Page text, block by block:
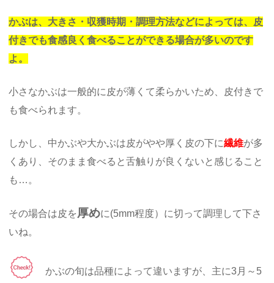
かぶは、大きさ・収獲時期・調理方法などによっては、皮
付きでも食感良く食べることができる場合が多いのです
よ。
小さなかぶは一般的に皮が薄くて柔らかいため、皮付きで
も食べられます。
しかし、中かぶや大かぶは皮がやや厚く皮の下に繊維が多
くあり、そのまま食べると舌触りが良くないと感じること
も…。
その場合は皮を 厚めに(5mm程度）に切って調理して下さ
いね。
かぶの旬は品種によって違いますが、主に3月～5